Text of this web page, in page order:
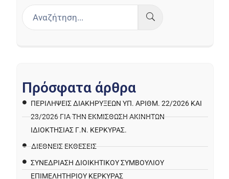
Πρόσφατα άρθρα
ΠΕΡΙΛΉΨΕΙΣ ΔΙΑΚΗΡΎΞΕΩΝ ΥΠ. ΑΡΙΘΜ. 22/2026 ΚΑΙ
23/2026 ΓΙΑ ΤΗΝ ΕΚΜΊΣΘΩΣΗ ΑΚΙΝΉΤΩΝ
ΙΔΙΟΚΤΗΣΊΑΣ Γ.Ν. ΚΈΡΚΥΡΑΣ.
ΔΙΕΘΝΕΙΣ ΕΚΘΕΣΕΙΣ
ΣΥΝΕΔΡΙΑΣΗ ΔΙΟΙΚΗΤΙΚΟΥ ΣΥΜΒΟΥΛΙΟΥ
ΕΠΙΜΕΛΗΤΗΡΙΟΥ ΚΕΡΚΥΡΑΣ